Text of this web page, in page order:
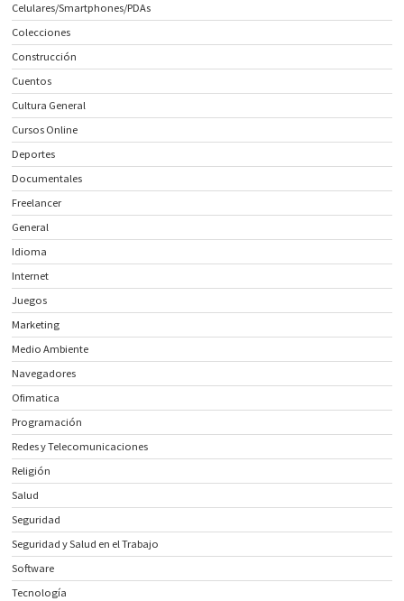
Celulares/Smartphones/PDAs
Colecciones
Construcción
Cuentos
Cultura General
Cursos Online
Deportes
Documentales
Freelancer
General
Idioma
Internet
Juegos
Marketing
Medio Ambiente
Navegadores
Ofimatica
Programación
Redes y Telecomunicaciones
Religión
Salud
Seguridad
Seguridad y Salud en el Trabajo
Software
Tecnología